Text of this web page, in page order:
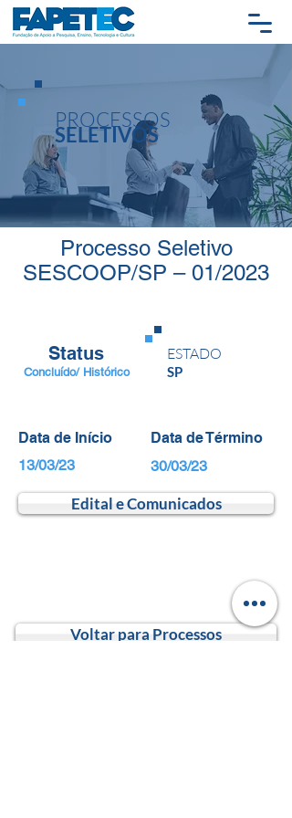
SELETIVOS
PROCESSOS
Processo Seletivo
SESCOOP/SP – 01/2023
Status
Concluído/ Histórico
ESTADO
SP
Data de Início
13/03/23
Data de Término
30/03/23
Edital e Comunicados
Voltar para Processos